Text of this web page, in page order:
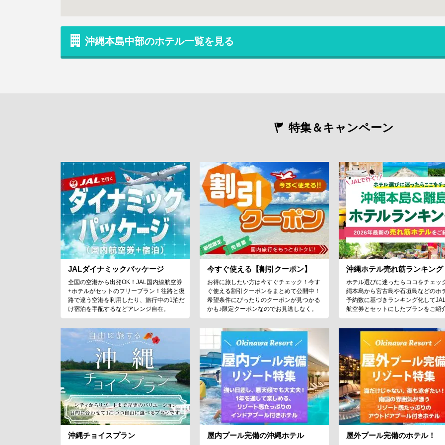
沖縄本島中部のホテル一覧を見る
特集＆キャンペーン
JALダイナミックパッケージ
全国の空港から出発OK！JAL国内線航空券
+ホテルがセットのフリープラン！往路と復
路で違う空港を利用したり、旅行中の1泊だ
け宿泊を手配するなどアレンジ自在。
今すぐ使える【割引クーポン】
お得に旅したい方は今すぐチェック！今す
ぐ使える割引クーポンをまとめて公開中！
希望条件にぴったりのクーポンが見つかる
かも♪限定クーポンなのでお見逃しなく。
沖縄ホテル売れ筋ランキング
ホテル選びに迷ったらココをチェッ
縄本島から宮古島や石垣島などのホ
予約数に基づきランキング化して
航空券とセットにしたプランをご紹
沖縄チョイスプラン 屋内プール完備の沖縄ホテル 屋外プール完備のホテル！